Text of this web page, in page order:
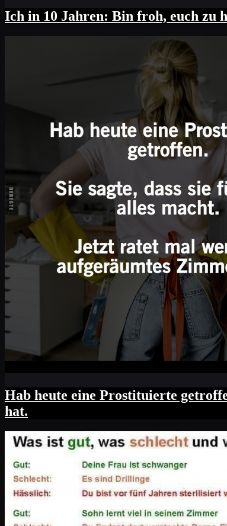
Ich in 10 Jahren: Bin froh, euch zu
Hab heute eine Prostituierte
hat.